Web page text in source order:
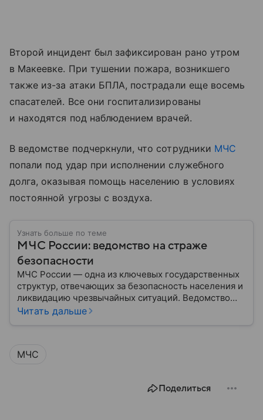
Второй инцидент был зафиксирован рано утром
в Макеевке. При тушении пожара, возникшего
также из-за атаки БПЛА, пострадали еще восемь
спасателей. Все они госпитализированы
и находятся под наблюдением врачей.
В ведомстве подчеркнули, что сотрудники МЧС
попали под удар при исполнении служебного
долга, оказывая помощь населению в условиях
постоянной угрозы с воздуха.
Узнать больше по теме
МЧС России: ведомство на страже
безопасности
МЧС России — одна из ключевых государственных
структур, отвечающих за безопасность населения и
ликвидацию чрезвычайных ситуаций. Ведомство
играет важную роль в защите граждан от
задачи выполняет и какую роль играет в
Читать дальше
МЧС
Поделиться